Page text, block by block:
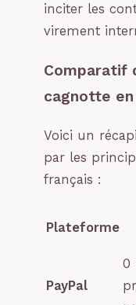
inciter les
virement
Comparatif
cagnotte
Voici un
par les
français :
Plateforme
PayPal
0